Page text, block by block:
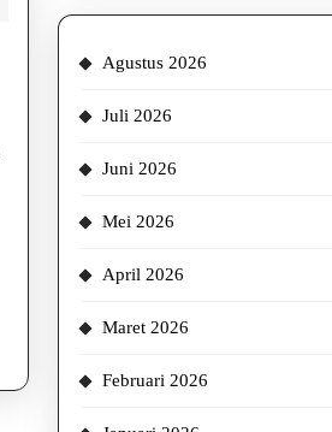
Agustus 2026
Juli 2026
Juni 2026
Mei 2026
April 2026
Maret 2026
Februari 2026